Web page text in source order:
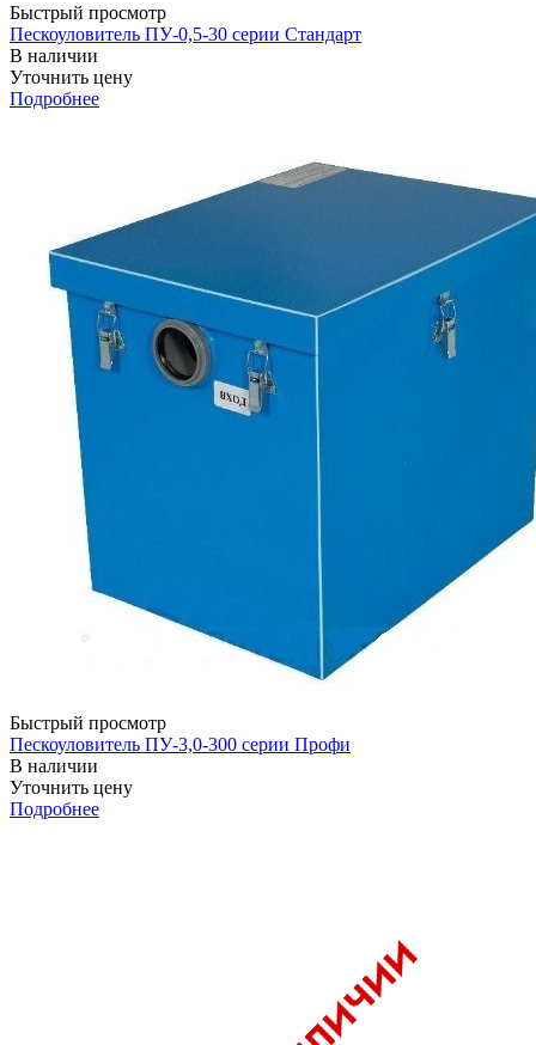
Быстрый просмотр
Пескоуловитель ПУ-0,5-30 серии Стандарт
В наличии
Уточнить цену
Подробнее
Быстрый просмотр
Пескоуловитель ПУ-3,0-300 серии Профи
В наличии
Уточнить цену
Подробнее